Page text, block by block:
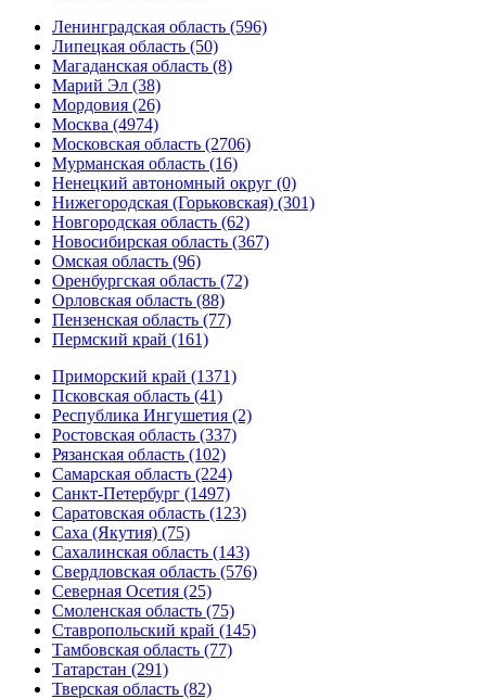
Ленинградская область (596)
Липецкая область (50)
Магаданская область (8)
Марий Эл (38)
Мордовия (26)
Москва (4974)
Московская область (2706)
Мурманская область (16)
Ненецкий автономный округ (0)
Нижегородская (Горьковская) (301)
Новгородская область (62)
Новосибирская область (367)
Омская область (96)
Оренбургская область (72)
Орловская область (88)
Пензенская область (77)
Пермский край (161)
Приморский край (1371)
Псковская область (41)
Республика Ингушетия (2)
Ростовская область (337)
Рязанская область (102)
Самарская область (224)
Санкт-Петербург (1497)
Саратовская область (123)
Саха (Якутия) (75)
Сахалинская область (143)
Свердловская область (576)
Северная Осетия (25)
Смоленская область (75)
Ставропольский край (145)
Тамбовская область (77)
Татарстан (291)
Тверская область (82)